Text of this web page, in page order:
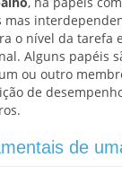
mas
o nível da tarefa
Alguns papéis
ou outro
de
de